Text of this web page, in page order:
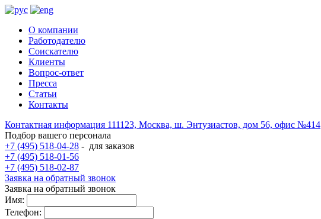
О компании
Работодателю
Соискателю
Клиенты
Вопрос-ответ
Пресса
Статьи
Контакты
Контактная информация 111123, Москва, ш. Энтузиастов, дом 56, офис №414
Подбор вашего персонала
+7 (495) 518-04-28 - для заказов
+7 (495) 518-01-56
+7 (495) 518-02-87
Заявка на обратный звонок
Заявка на обратный звонок
Имя:
Телефон: